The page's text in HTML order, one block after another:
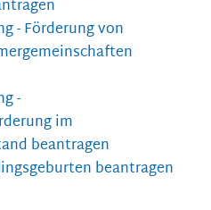
- Förderung von
-
im
beantragen
beantragen